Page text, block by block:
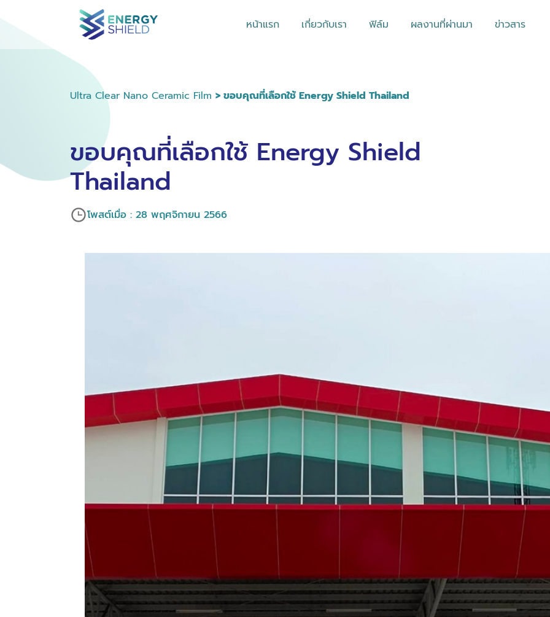
หน้าแรก เกี่ยวกับเรา ฟิล์ม ผลงานที่ผ่านมา ข่าวสาร
Ultra Clear Nano Ceramic Film > ขอบคุณที่เลือกใช้ Energy Shield Thailand
ขอบคุณที่เลือกใช้ Energy Shield
Thailand
โพสต์เมื่อ : 28 พฤศจิกายน 2566